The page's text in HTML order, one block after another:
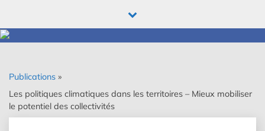
content
Publications »
Les politiques climatiques dans les territoires – Mieux mobiliser
le potentiel des collectivités